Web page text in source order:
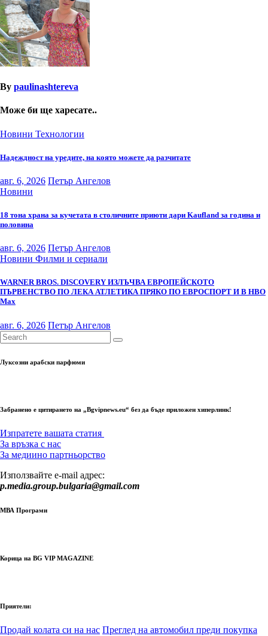
By paulinashtereva
Може би ще харесате..
Новини Технологии
Надеждност на уредите, на която можете да разчитате
авг. 6, 2026 Петър Ангелов
Новини
18 тона храна за кучетата в столичните приюти дари Kaufland за година и
половина
авг. 6, 2026 Петър Ангелов
Новини Филми и сериали
WARNER BROS. DISCOVERY ИЗЛЪЧВА ЕВРОПЕЙСКОТО
ПЪРВЕНСТВО ПО ЛЕКА АТЛЕТИКА ПРЯКО ПО ЕВРОСПОРТ И В НВО
Мах
авг. 6, 2026 Петър Ангелов
Луксозни арабски парфюми
Забранено е цитирането на „Bgvipnews.eu“ без да бъде приложен хиперлинк!
Изпратете вашата статия
За връзка с нас
За медиино партньорство
Използвайте e-mail адрес:
p.media.group.bulgaria@gmail.com
МВА Програми
Корица на BG VIP MAGAZINE
Приятели:
Продай колата си на нас Преглед на автомобил преди покупка